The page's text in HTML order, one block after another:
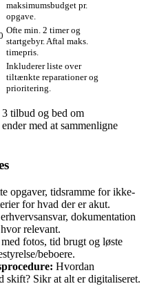
maksimumsbudget pr.
opgave.
Ofte min. 2 timer og
startgebyr. Aftal maks.
timepris.
Inkluderer liste over
tiltænkte reparationer og
prioritering.
tilbud og bed om
med at sammenligne
opgaver, tidsramme for ikke-
for hvad der er akut.
dokumentation
relevant.
fotos, tid brugt og løste
beboere.
Hvordan
skift? Sikr at alt er digitaliseret.